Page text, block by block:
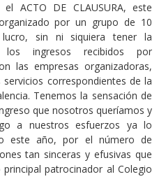
ACTO DE CLAUSURA, este
por un grupo de 10
sin ni siquiera tener la
los ingresos recibidos por
las empresas organizadoras,
correspondientes de la
Tenemos la sensación de
que nosotros queríamos y
a nuestros esfuerzos ya lo
este año, por el número de
tan sinceras y efusivas que
patrocinador al Colegio